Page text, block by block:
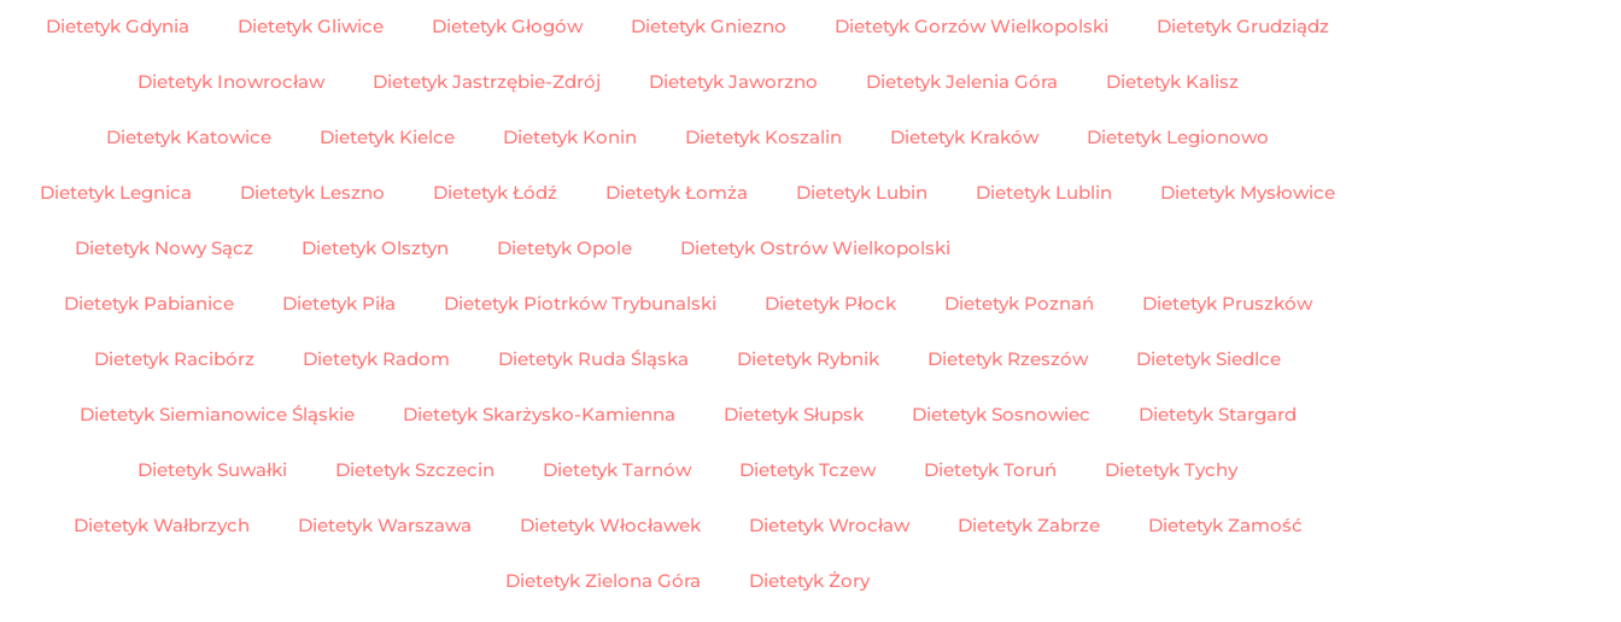
Dietetyk Gdynia Dietetyk Gliwice Dietetyk Głogów Dietetyk Gniezno Dietetyk Gorzów Wielkopolski Dietetyk Grudziądz
Dietetyk Inowrocław Dietetyk Jastrzębie-Zdrój Dietetyk Jaworzno Dietetyk Jelenia Góra Dietetyk Kalisz
Dietetyk Katowice Dietetyk Kielce Dietetyk Konin Dietetyk Koszalin Dietetyk Kraków Dietetyk Legionowo
Dietetyk Legnica Dietetyk Leszno Dietetyk Łódź Dietetyk Łomża Dietetyk Lubin Dietetyk Lublin Dietetyk Mysłowice
Dietetyk Nowy Sącz Dietetyk Olsztyn Dietetyk Opole Dietetyk Ostrów Wielkopolski
Dietetyk Pabianice Dietetyk Piła Dietetyk Piotrków Trybunalski Dietetyk Płock Dietetyk Poznań Dietetyk Pruszków
Dietetyk Racibórz Dietetyk Radom Dietetyk Ruda Śląska Dietetyk Rybnik Dietetyk Rzeszów Dietetyk Siedlce
Dietetyk Siemianowice Śląskie Dietetyk Skarżysko-Kamienna Dietetyk Słupsk Dietetyk Sosnowiec Dietetyk Stargard
Dietetyk Suwałki Dietetyk Szczecin Dietetyk Tarnów Dietetyk Tczew Dietetyk Toruń Dietetyk Tychy
Dietetyk Wałbrzych Dietetyk Warszawa Dietetyk Włocławek Dietetyk Wrocław Dietetyk Zabrze Dietetyk Zamość
Dietetyk Zielona Góra Dietetyk Żory